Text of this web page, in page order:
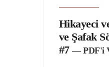
Hikayeci
ve Şafak
#7 — PDF'i